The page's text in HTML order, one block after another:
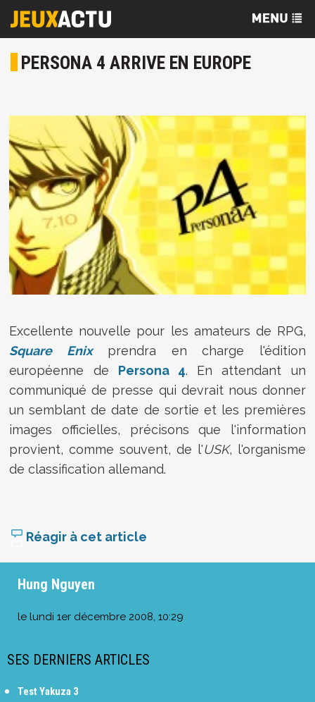
PERSONA 4 ARRIVE EN EUROPE
Excellente nouvelle pour les amateurs de RPG,
Square Enixprendra en charge l'édition
européenne de Persona 4. En attendant un
communiqué de presse qui devrait nous donner
un semblant de date de sortie et les premières
images officielles, précisons que l'information
provient, comme souvent, de l'USK, l'organisme
de classification allemand.
Réagir à cet article
Hung Nguyen
le lundi 1er décembre 2008, 10:29
SES DERNIERS ARTICLES
Test Yakuza 3